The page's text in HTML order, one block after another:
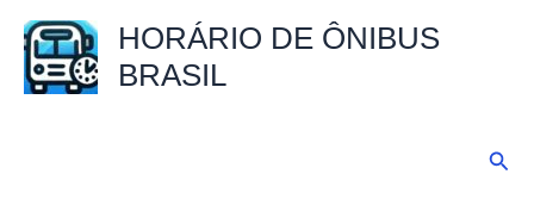
para
HORÁRIO DE ÔNIBUS
BRASIL